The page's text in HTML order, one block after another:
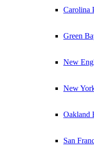
Carolina
Green
New
New
Oakland
San